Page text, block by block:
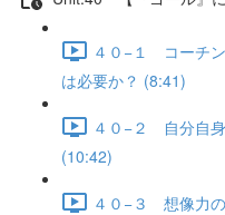
４０−１ コーチ
は必要か？ (8:41)
４０−２ 自分自
(10:42)
４０−３ 想像力